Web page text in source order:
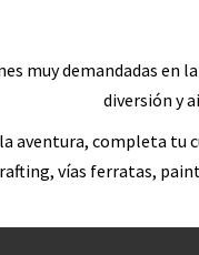
muy demandadas en
diversión y
aventura, completa tu
vías ferratas,